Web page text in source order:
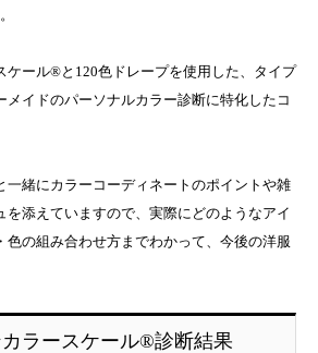
ケール®と120色ドレープを使用した、タイプ
メイドのパーソナルカラー診断に特化したコ
一緒にカラーコーディネートのポイントや雑
を添えていますので、実際にどのようなアイ
色の組み合わせ方までわかって、今後の洋服
ラースケール®診断結果